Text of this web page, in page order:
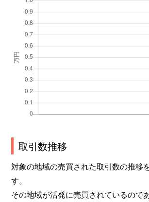
取引数推移
対象の地域の売買された取引数の推移
す。
その地域が活発に売買されているので